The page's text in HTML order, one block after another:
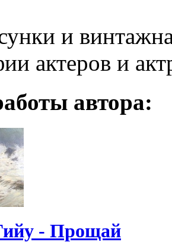
и
актеров и
автора:
- Прощай